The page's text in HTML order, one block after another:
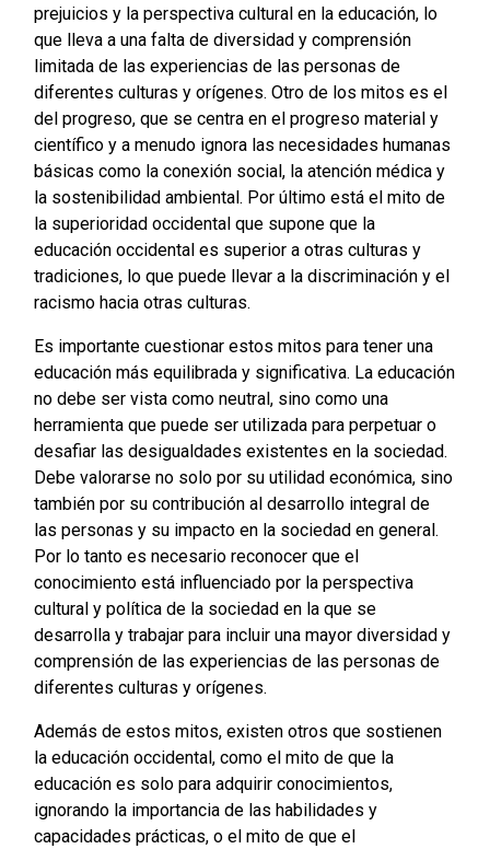
prejuicios y la perspectiva cultural en la educación, lo
que lleva a una falta de diversidad y comprensión
limitada de las experiencias de las personas de
diferentes culturas y orígenes. Otro de los mitos es el
del progreso, que se centra en el progreso material y
científico y a menudo ignora las necesidades humanas
básicas como la conexión social, la atención médica y
la sostenibilidad ambiental. Por último está el mito de
la superioridad occidental que supone que la
educación occidental es superior a otras culturas y
tradiciones, lo que puede llevar a la discriminación y el
racismo hacia otras culturas.
Es importante cuestionar estos mitos para tener una
educación más equilibrada y significativa. La educación
no debe ser vista como neutral, sino como una
herramienta que puede ser utilizada para perpetuar o
desafiar las desigualdades existentes en la sociedad.
Debe valorarse no solo por su utilidad económica, sino
también por su contribución al desarrollo integral de
las personas y su impacto en la sociedad en general.
Por lo tanto es necesario reconocer que el
conocimiento está influenciado por la perspectiva
cultural y política de la sociedad en la que se
desarrolla y trabajar para incluir una mayor diversidad y
comprensión de las experiencias de las personas de
diferentes culturas y orígenes.
Además de estos mitos, existen otros que sostienen
la educación occidental, como el mito de que la
educación es solo para adquirir conocimientos,
ignorando la importancia de las habilidades y
capacidades prácticas, o el mito de que el